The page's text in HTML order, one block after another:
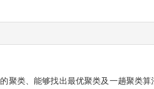
聚类、能够找出最优聚类及一趟聚类